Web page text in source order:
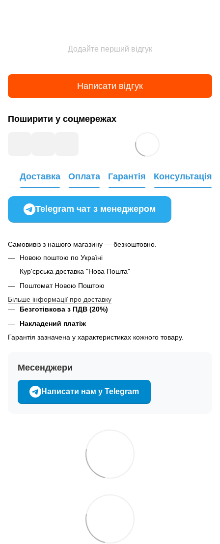
Додайте перший відгук
Написати відгук
Поширити у соцмережах
Доставка Оплата Гарантія Консультація
Telegram чат з менеджером
Самовивіз з нашого магазину — безкоштовно.
Новою поштою по Україні
Кур'єрська доставка "Нова Пошта"
Поштомат Новою Поштою
Більше інформації про доставку
Безготівкова з ПДВ (20%)
Накладений платіж
Гарантія зазначена у характеристиках кожного товару.
Месенджери
Написати нам у Telegram